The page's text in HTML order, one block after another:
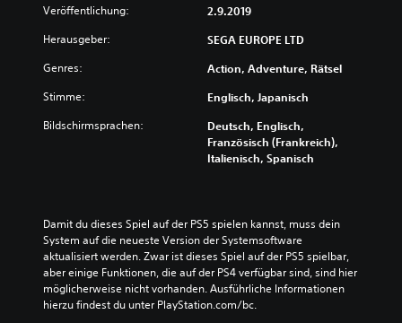
Veröffentlichung: 2.9.2019
Herausgeber: SEGA EUROPE LTD
Genres: Action, Adventure, Rätsel
Stimme: Englisch, Japanisch
Bildschirmsprachen:
Deutsch, Englisch,
Französisch (Frankreich),
Italienisch, Spanisch
Damit du dieses Spiel auf der PS5 spielen kannst, muss dein
System auf die neueste Version der Systemsoftware
aktualisiert werden. Zwar ist dieses Spiel auf der PS5 spielbar,
aber einige Funktionen, die auf der PS4 verfügbar sind, sind hier
möglicherweise nicht vorhanden. Ausführliche Informationen
hierzu findest du unter PlayStation.com/bc.